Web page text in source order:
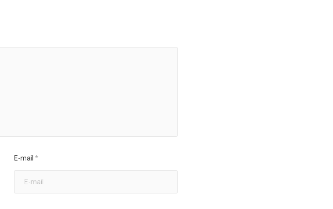
E-mail *